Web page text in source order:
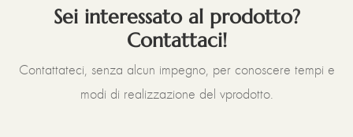
Sei interessato al prodotto?
Contattaci!
Contattateci, senza alcun impegno, per conoscere tempi e
modi di realizzazione del vprodotto.